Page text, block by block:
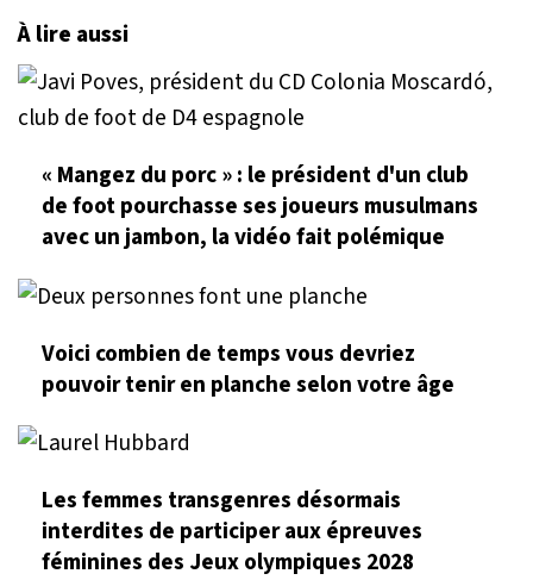
À lire aussi
« Mangez du porc » : le président d'un club
de foot pourchasse ses joueurs musulmans
avec un jambon, la vidéo fait polémique
Voici combien de temps vous devriez
pouvoir tenir en planche selon votre âge
Les femmes transgenres désormais
interdites de participer aux épreuves
féminines des Jeux olympiques 2028